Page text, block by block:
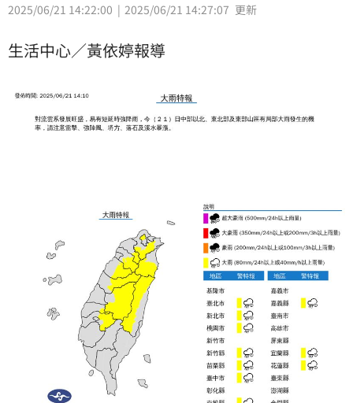
2025/06/21 14:22:00 2025/06/21 14:27:07 更新
生活中心／黃依婷報導